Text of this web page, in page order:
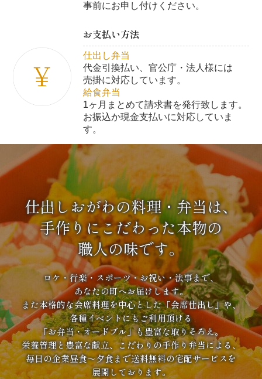
事前にお申し付けください。
お支払い方法
仕出し弁当
代金引換払い、官公庁・法人様には
売掛に対応しています。
給食弁当
1ヶ月まとめて請求書を発行致します。
お振込か現金支払いに対応していま
す。
仕出しおがわの料理・弁当は、
手作りにこだわった本物の
職人の味です。
ロケ・行楽・スポーツ・お祝い・法事まで、
あなたの町へお届けします。
また本格的な会席料理を中心とした「会席仕出し」や、
各種イベントにもご利用頂ける
「お弁当・オードブル」も豊富な取りそろえ。
栄養管理と豊富な献立、こだわりの手作り弁当による、
毎日の企業昼食～夕食まで送料無料の宅配サービスを
展開しております。